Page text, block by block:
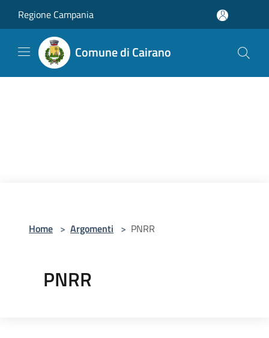
Regione Campania
Comune di Cairano
Home > Argomenti > PNRR
PNRR